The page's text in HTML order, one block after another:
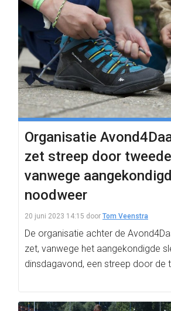
Organisatie
zet streep door
vanwege aangekondigd
noodweer
20 juni 2023 14:15 door Tom Veenstra
De organisatie achter de
zet, vanwege het aangekondigde
dinsdagavond, een streep door de